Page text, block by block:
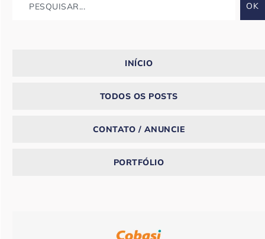
OK
INÍCIO
TODOS OS POSTS
CONTATO / ANUNCIE
PORTFÓLIO